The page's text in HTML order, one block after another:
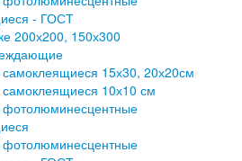
- ГОСТ
200х200, 150х300
15х30, 20х20см
10х10 см
фотолюминесцентные
фотолюминесцентные